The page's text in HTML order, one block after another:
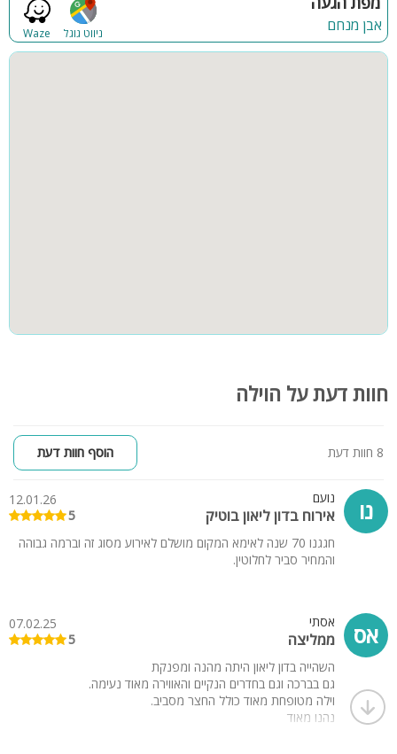
Waze ניווט גוגל אבן מנחם
חוות דעת על הוילה
8 חוות דעת הוסף חוות דעת
נו נועם
אירוח בדון ליאון בוטיק
12.01.26
5
חגגנו 70 שנה לאימא המקום מושלם לאירוע מסוג זה וברמה גבוהה
והמחיר סביר לחלוטין.
אס אסתי
ממליצה
07.02.25
5
השהייה בדון ליאון היתה מהנה ומפנקת
גם בברכה וגם בחדרים הנקיים והאווירה מאוד נעימה.
וילה מטופחת מאוד כולל החצר מסביב.
נהנו מאוד